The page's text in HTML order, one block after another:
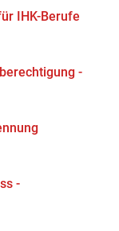
IHK-Berufe
-
-